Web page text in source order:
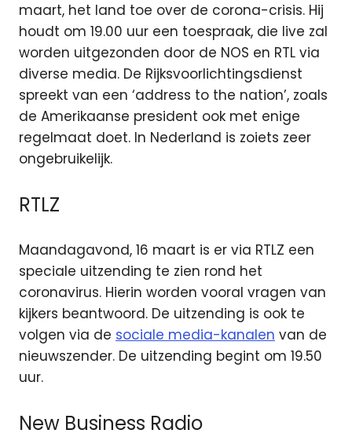
maart, het land toe over de corona-crisis. Hij
houdt om 19.00 uur een toespraak, die live zal
worden uitgezonden door de NOS en RTL via
diverse media. De Rijksvoorlichtingsdienst
spreekt van een ‘address to the nation’, zoals
de Amerikaanse president ook met enige
regelmaat doet. In Nederland is zoiets zeer
ongebruikelijk.
RTLZ
Maandagavond, 16 maart is er via RTLZ een
speciale uitzending te zien rond het
coronavirus. Hierin worden vooral vragen van
kijkers beantwoord. De uitzending is ook te
volgen via de sociale media-kanalen van de
nieuwszender. De uitzending begint om 19.50
uur.
New Business Radio